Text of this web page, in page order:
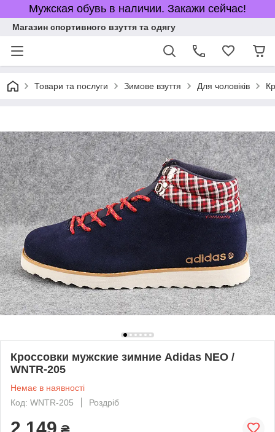
Мужская обувь в наличии. Закажи сейчас!
Магазин спортивного взуття та одягу
Товари та послуги Зимове взуття Для чоловіків
Кроссовки мужские зимние Adidas NEO /
WNTR-205
Немає в наявності
Код: WNTR-205
Роздріб
2 149